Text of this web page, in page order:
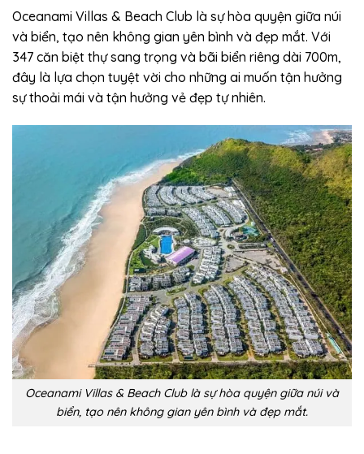
Oceanami Villas & Beach Club là sự hòa quyện giữa núi
và biển, tạo nên không gian yên bình và đẹp mắt. Với
347 căn biệt thự sang trọng và bãi biển riêng dài 700m,
đây là lựa chọn tuyệt vời cho những ai muốn tận hưởng
sự thoải mái và tận hưởng vẻ đẹp tự nhiên.
Oceanami Villas & Beach Club là sự hòa quyện giữa núi và
biển, tạo nên không gian yên bình và đẹp mắt.